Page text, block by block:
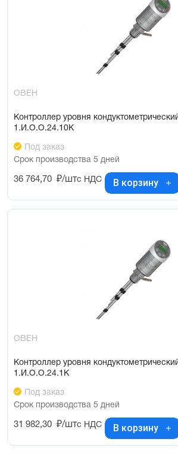
ОВЕН
Контроллер уровня
1.И.О.О.24.10К
Под заказ
Срок производства 5 дней
36 764,70 ₽/штс НДС В корзину
ОВЕН
Контроллер уровня
1.И.О.О.24.1К
Под заказ
Срок производства 5 дней
31 982,30 ₽/штс НДС В корзину